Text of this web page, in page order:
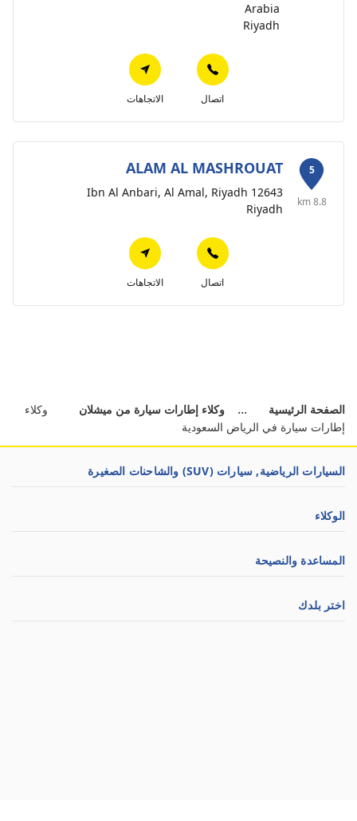
Arabia
Riyadh
اتصال الاتجاهات
5
8.8 km
ALAM AL MASHROUAT
Ibn Al Anbari, Al Amal, Riyadh 12643
Riyadh
اتصال الاتجاهات
الصفحة الرئيسية وكلاء إطارات سيارة من ميشلان
وكلاء
إطارات سيارة في الرياض السعودية
السيارات الرياضية, سيارات (SUV) والشاحنات الصغيرة
الوكلاء
المساعدة والنصيحة
اختر بلدك